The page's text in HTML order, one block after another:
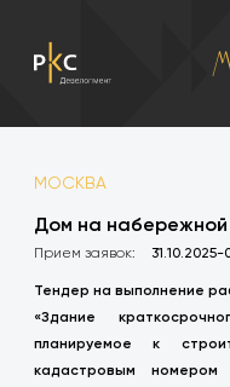
МОСКВА
Дом на набережной
Прием заявок: 31.10.2025-
Тендер на выполнение
«Здание
планируемое к
кадастровым номером